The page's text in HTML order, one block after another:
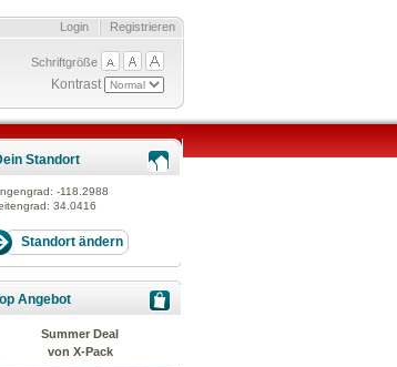
Registrieren
Login
Schriftgröße
Kontrast
Standort
-118.2988
34.0416
Angebot
Summer Deal
von X-Pack